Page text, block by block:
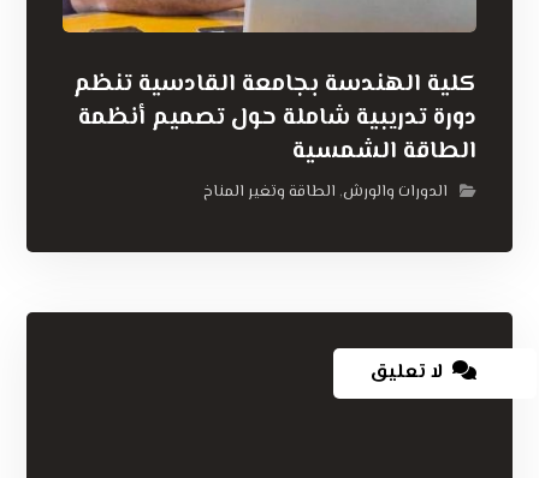
كلية الهندسة بجامعة القادسية تنظم
دورة تدريبية شاملة حول تصميم أنظمة
الطاقة الشمسية
الدورات والورش, الطاقة وتغير المناخ
لا تعليق